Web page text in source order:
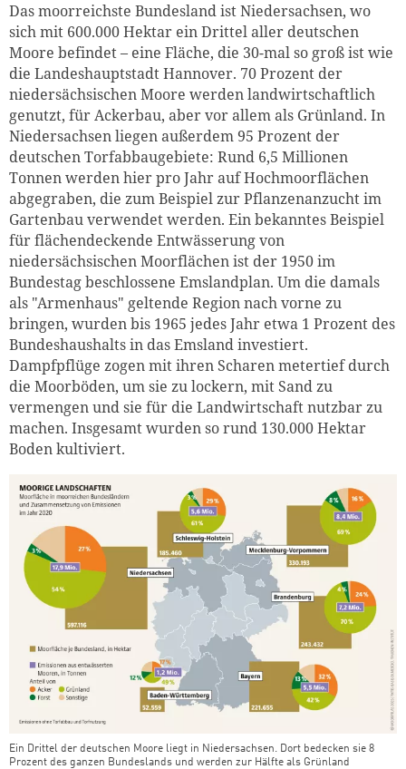
Das moorreichste Bundesland ist Niedersachsen, wo
sich mit 600.000 Hektar ein Drittel aller deutschen
Moore befindet – eine Fläche, die 30-mal so groß ist wie
die Landeshauptstadt Hannover. 70 Prozent der
niedersächsischen Moore werden landwirtschaftlich
genutzt, für Ackerbau, aber vor allem als Grünland. In
Niedersachsen liegen außerdem 95 Prozent der
deutschen Torfabbaugebiete: Rund 6,5 Millionen
Tonnen werden hier pro Jahr auf Hochmoorflächen
abgegraben, die zum Beispiel zur Pflanzenanzucht im
Gartenbau verwendet werden. Ein bekanntes Beispiel
für flächendeckende Entwässerung von
niedersächsischen Moorflächen ist der 1950 im
Bundestag beschlossene Emslandplan. Um die damals
als "Armenhaus" geltende Region nach vorne zu
bringen, wurden bis 1965 jedes Jahr etwa 1 Prozent des
Bundeshaushalts in das Emsland investiert.
Dampfpflüge zogen mit ihren Scharen metertief durch
die Moorböden, um sie zu lockern, mit Sand zu
vermengen und sie für die Landwirtschaft nutzbar zu
machen. Insgesamt wurden so rund 130.000 Hektar
Boden kultiviert.
Ein Drittel der deutschen Moore liegt in Niedersachsen. Dort bedecken sie 8
Prozent des ganzen Bundeslands und werden zur Hälfte als Grünland